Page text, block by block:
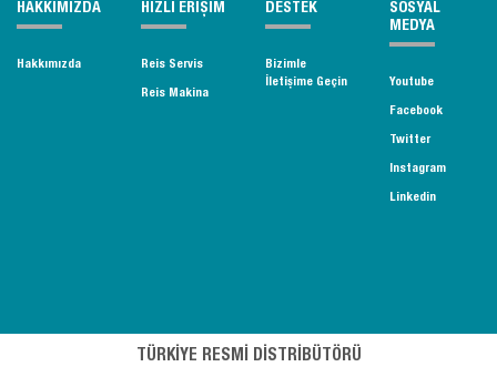
HAKKIMIZDA
Hakkımızda
HIZLI ERİŞİM
Reis Servis
Reis Makina
DESTEK
Bizimle
İletişime Geçin
SOSYAL
MEDYA
Youtube
Facebook
Twitter
Instagram
Linkedin
TÜRKİYE RESMİ DİSTRİBÜTÖRÜ